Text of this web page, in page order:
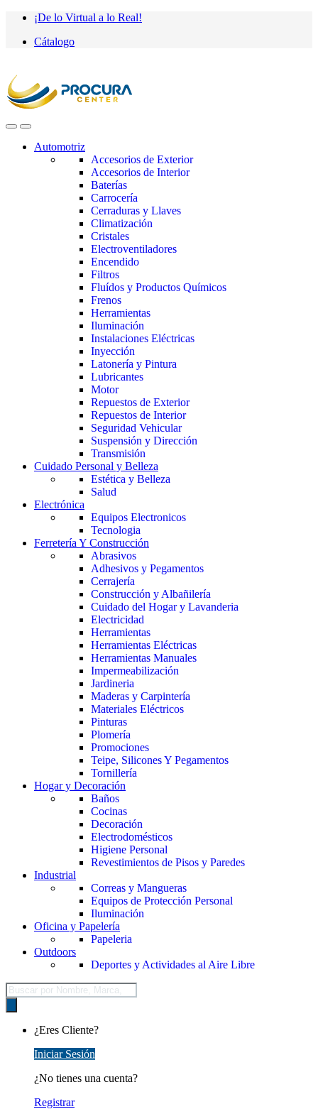
Saltar
navegación
saltar
contenido
¡De lo Virtual a lo Real!
Cátalogo
Automotriz
Accesorios de Exterior
Accesorios de Interior
Baterías
Carrocería
Cerraduras y Llaves
Climatización
Cristales
Electroventiladores
Encendido
Filtros
Fluídos y Productos Químicos
Frenos
Herramientas
Iluminación
Instalaciones Eléctricas
Inyección
Latonería y Pintura
Lubricantes
Motor
Repuestos de Exterior
Repuestos de Interior
Seguridad Vehicular
Suspensión y Dirección
Transmisión
Cuidado Personal y Belleza
Estética y Belleza
Salud
Electrónica
Equipos Electronicos
Tecnologia
Ferretería Y Construcción
Abrasivos
Adhesivos y Pegamentos
Cerrajería
Construcción y Albañilería
Cuidado del Hogar y Lavanderia
Electricidad
Herramientas
Herramientas Eléctricas
Herramientas Manuales
Impermeabilización
Jardineria
Maderas y Carpintería
Materiales Eléctricos
Pinturas
Plomería
Promociones
Teipe, Silicones Y Pegamentos
Tornillería
Hogar y Decoración
Baños
Cocinas
Decoración
Electrodomésticos
Higiene Personal
Revestimientos de Pisos y Paredes
Industrial
Correas y Mangueras
Equipos de Protección Personal
Iluminación
Oficina y Papelería
Papeleria
Outdoors
Deportes y Actividades al Aire Libre
Búsqueda
de
productos
¿Eres Cliente?
Iniciar Sesión
¿No tienes una cuenta?
Registrar